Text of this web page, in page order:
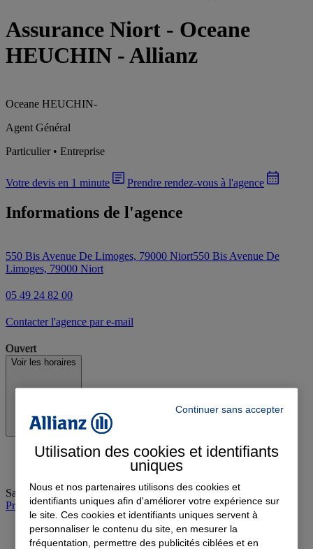
Assurance Niort - Oceane
HEUCHIN - Allianz
Oceane HEUCHIN-
Agent Général
Particulier • Entreprise
Votre devis en 1 minute Prendre rendez-vous à l'agence
Informations de l'agence
550 Bis Avenue De Limoges, 79000 Niort550 Bis Avenue De
Limoges, 79000 Niort
05 49 24 82 00
Contacter l'agence par e-mail
Ouvert
Voir les horaires
Samedi: 09:30-12:30
Prendre rendez-vous à l'agence
Continuer sans accepter
Utilisation des cookies et identifiants
uniques
Nous et nos partenaires utilisons des cookies et
identifiants uniques afin d'améliorer votre expérience sur
le site. Ces cookies et identifiants uniques servent à
personnaliser le contenu du site, en mesurer la
fréquentation, permettre des publicités ciblées et en